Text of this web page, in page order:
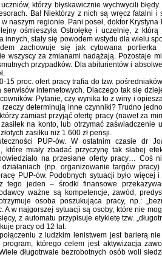
którzy błyskawicznie wychwycili
Ba! Niektórzy z nich są wręcz fatalni
naszym regionie. Pani poseł, doktor Krystyna
ośmieszyła Ostrołękę i uczelnię, z
innych, stały się powodem wstydu dla wielu
zachowuje się jak cytowana
wszyscy za zmianami nadążają. Pozostaje
przypadków. Dla abiturientów i
15 proc. ofert pracy trafia do tzw.
internetowych. Dlaczego tak się
Pytanie, czy wynika to z winy i
determinują inne czynniki? Trudno
zamiast przyjąć ofertę pracy (nawet za
na konto, lub otrzymać zaświadczenie
zasiłku niż 1 600 zł pensji.
PUP-ów. W ostatnim czasie dr
które miały zbadać przyczynę tak słabej
na przesłane oferty pracy… Coś
(np. organizowanie targów
PUP-ów. Podobnych sytuacji było więcej
tego jeden – środki finansowe
ważne są kompetencje, zawód,
osoba poszukująca pracy, np.:
A w najgorszej sytuacji są osoby, które nie
z automatu przypisuje etykietę tzw.
pracy od 12 lat.
z ludzkim lenistwem jest barierą
którego celem jest aktywizacja
długotrwale bezrobotnych osób woli